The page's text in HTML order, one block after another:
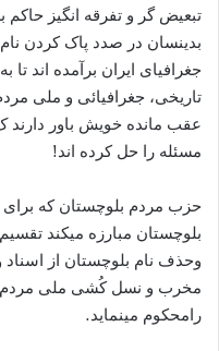
تبعیض گر و تفرقه انگیز حاکم
بدینسان در صدد پاک کردن
جغرافیای ایران برآمده اند
تاریخی، جغرافیائی و ملی
عقب مانده خویش باور
مسئله را حل کرده اند!
حزب مردم بلوچستان که
بلوچستان مبارزه میکند
وحذف نام بلوچستان از اسناد
مخرب و نسل کُشی ملی مردم
رامحکوم مینماید.